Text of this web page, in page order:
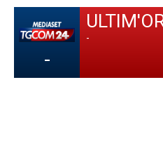
-
-